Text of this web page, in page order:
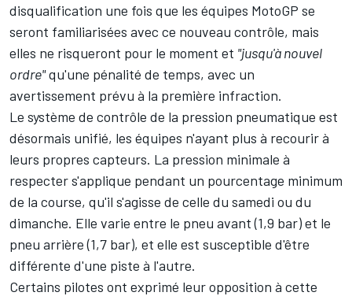
disqualification une fois que les équipes MotoGP se
seront familiarisées avec ce nouveau contrôle, mais
elles ne risqueront pour le moment et "jusqu'à nouvel
ordre"qu'une pénalité de temps, avec un
avertissement prévu à la première infraction.
Le système de contrôle de la pression pneumatique est
désormais unifié, les équipes n'ayant plus à recourir à
leurs propres capteurs. La pression minimale à
respecter s'applique pendant un pourcentage minimum
de la course, qu'il s'agisse de celle du samedi ou du
dimanche. Elle varie entre le pneu avant (1,9 bar) et le
pneu arrière (1,7 bar), et elle est susceptible d'être
différente d'une piste à l'autre.
Certains pilotes ont exprimé leur opposition à cette